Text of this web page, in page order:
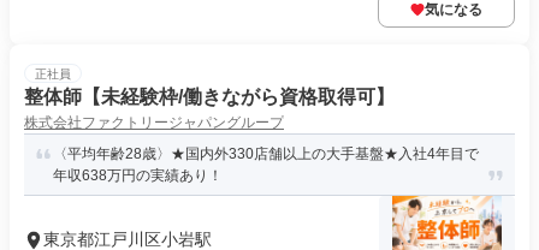
気になる
正社員
整体師【未経験枠/働きながら資格取得可】
株式会社ファクトリージャパングループ
〈平均年齢28歳〉★国内外330店舗以上の大手基盤★入社4年目で
年収638万円の実績あり！
東京都江戸川区小岩駅